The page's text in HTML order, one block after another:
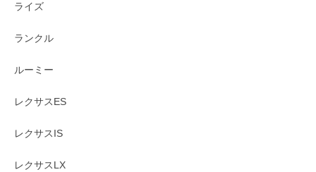
ライズ
ランクル
ルーミー
レクサスES
レクサスIS
レクサスLX